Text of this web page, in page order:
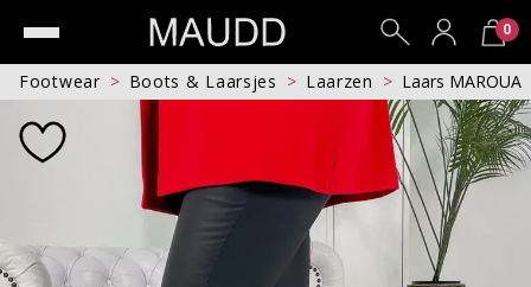
0
Footwear Boots & Laarsjes Laarzen Laars MAROUA